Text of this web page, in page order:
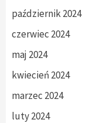
październik 2024
czerwiec 2024
maj 2024
kwiecień 2024
marzec 2024
luty 2024